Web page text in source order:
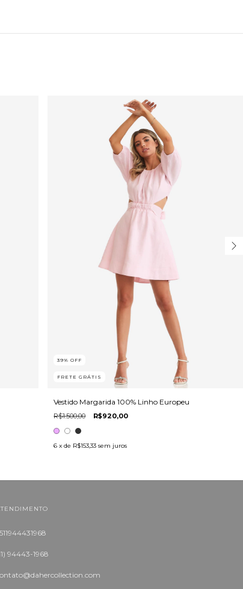
39%OFF
FRETE GRÁTIS
Vestido Margarida 100% Linho Europeu
R$1.500,00 R$920,00
6 x de R$153,33 sem juros
94443-1968